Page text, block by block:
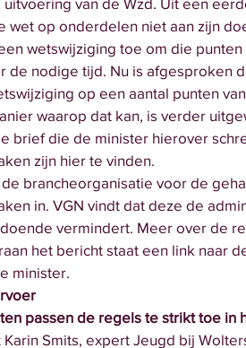
de wet op onderdelen niet aan
een wetswijziging toe om die
de nodige tijd. Nu is
wetswijziging op een aantal
manier waarop dat kan, is verder
de brief die de minister hierover
zijn hier te vinden.
de brancheorganisatie voor de
in. VGN vindt dat deze
vermindert. Meer over de
het bericht staat een link
de minister.
passen de regels te strikt toe in
Karin Smits, expert Jeugd bij